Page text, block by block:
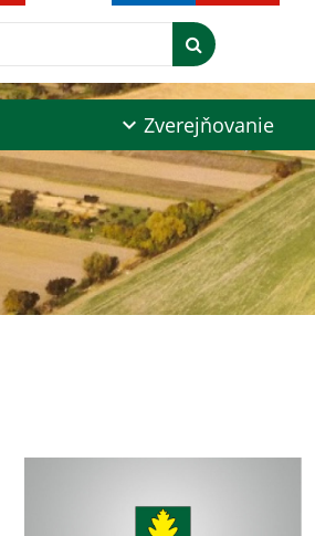
Zverejňovanie